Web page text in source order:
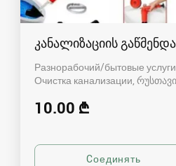
კანალიზაციის
Разнорабочий/бытовые
Очистка канализации რუსთავი
10.00 ₾